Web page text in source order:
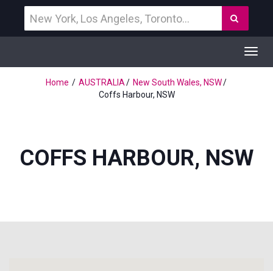
een
bestemming
Home
AUSTRALIA
New South Wales, NSW
Coffs Harbour, NSW
COFFS HARBOUR, NSW